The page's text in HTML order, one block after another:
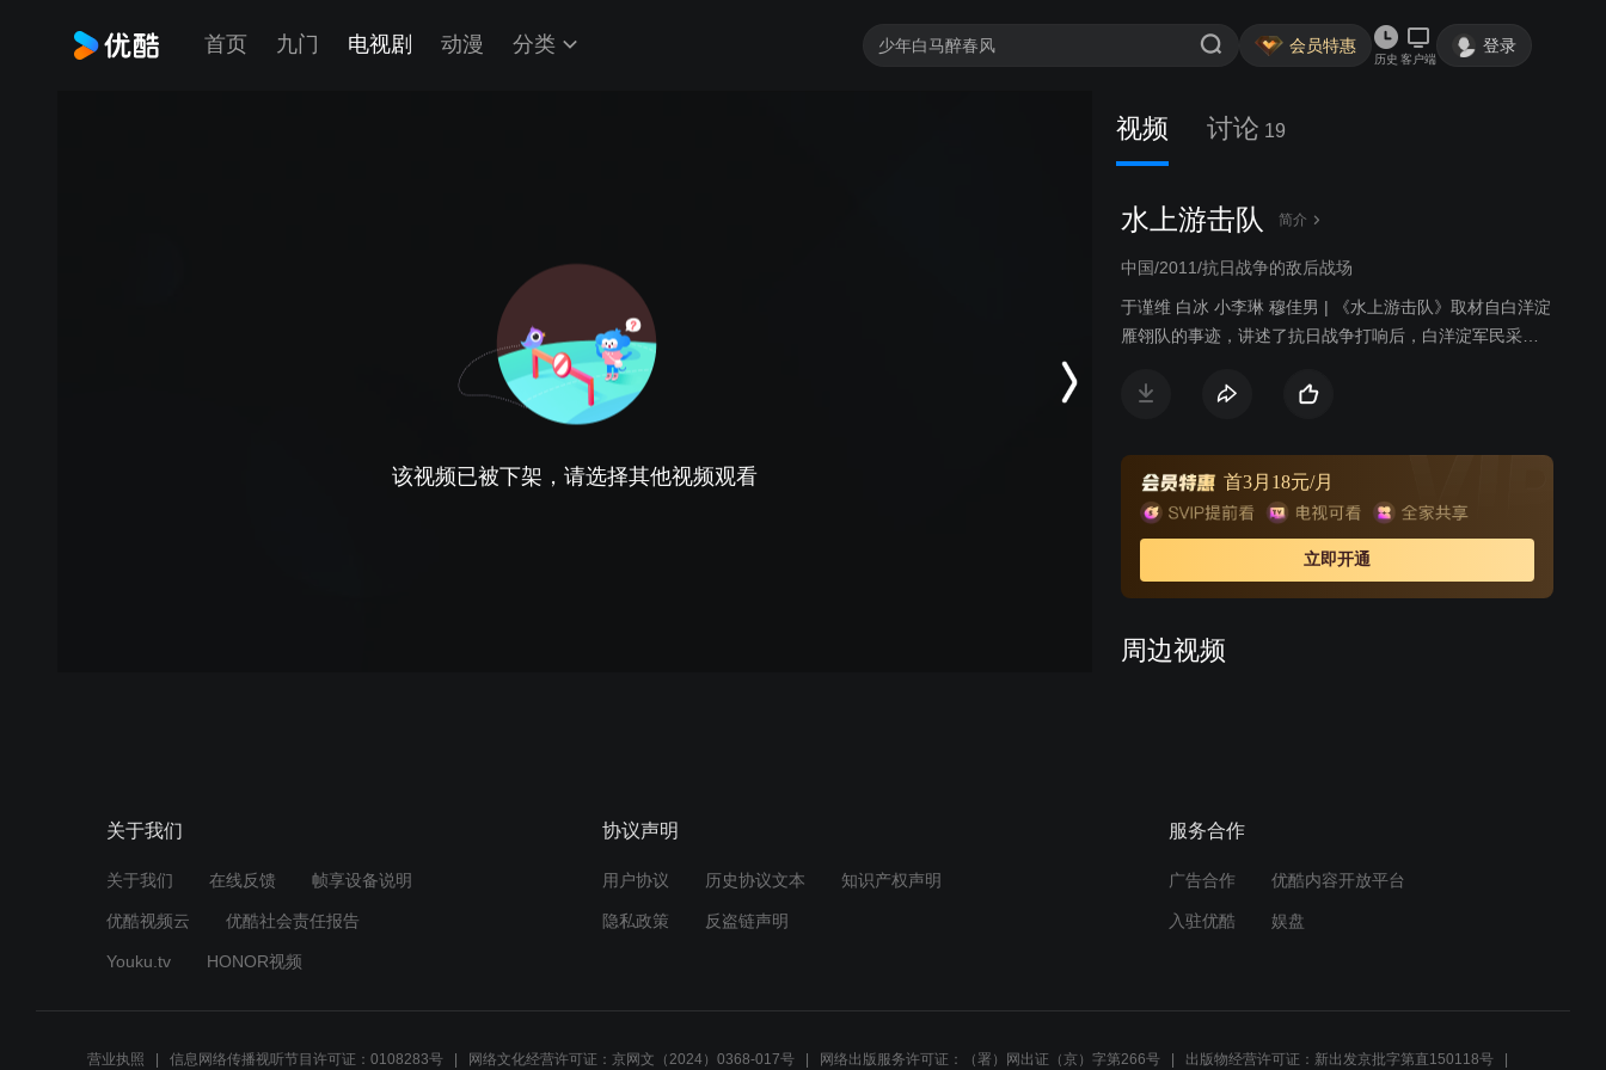
首页 九门 电视剧 动漫 分类 会员特惠
历史 客户端
登录
该视频已被下架，请选择其他视频观看
视频 讨论 19
水上游击队 简介
中国/2011/抗日战争的敌后战场
于谨维 白冰 小李琳 穆佳男 | 《水上游击队》取材自白洋淀
雁翎队的事迹，讲述了抗日战争打响后，白洋淀军民采用
首3月18元/月
立即开通
周边视频
02:38
关于我们
关于我们 在线反馈 帧享设备说明
优酷视频云 优酷社会责任报告
Youku.tv HONOR视频
协议声明
用户协议 历史协议文本 知识产权声明
隐私政策 反盗链声明
服务合作
广告合作 优酷内容开放平台
入驻优酷 娱盘
营业执照 信息网络传播视听节目许可证：0108283号 网络文化经营许可证：京网文（2024）0368-017号 网络出版服务许可证：（署）网出证（京）字第266号 出版物经营许可证：新出发京批字第直150118号